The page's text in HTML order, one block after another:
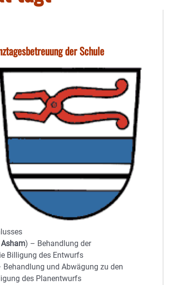
der Schule
Asham) – Behandlung der
Billigung des Entwurfs
Behandlung und Abwägung zu den
des Planentwurfs